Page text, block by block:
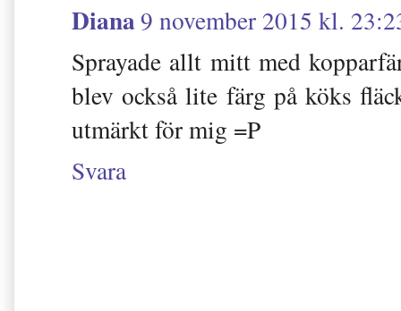
Diana9 november 2015 kl.
Sprayade allt mitt med
blev också lite färg på köks
utmärkt för mig =P
Svara